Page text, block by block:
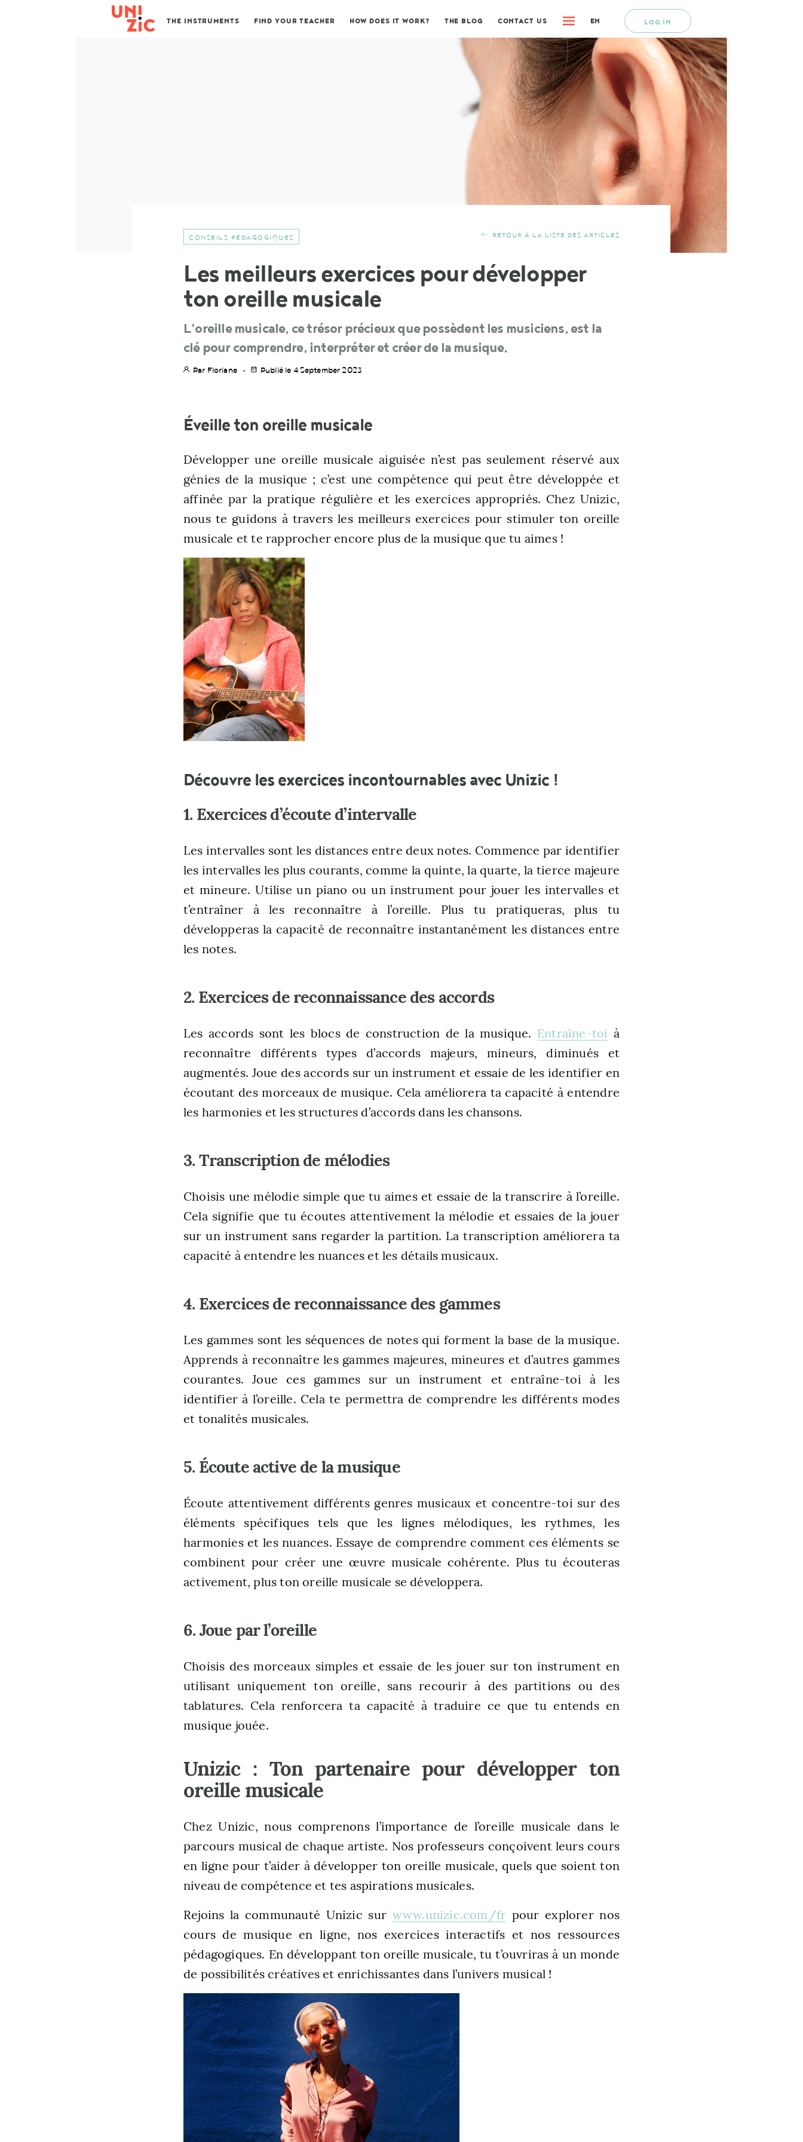
THE INSTRUMENTS FIND YOUR TEACHER HOW DOES IT WORK? THE BLOG CONTACT US EN LOG IN
CONSEILS PÉDAGOGIQUES RETOUR À LA LISTE DES ARTICLES
Les meilleurs exercices pour développer
ton oreille musicale
L'oreille musicale, ce trésor précieux que possèdent les musiciens, est la
clé pour comprendre, interpréter et créer de la musique.
Par Floriane Publié le 4 September 2023
Éveille ton oreille musicale
Développer une oreille musicale aiguisée n’est pas seulement réservé aux
génies de la musique ; c’est une compétence qui peut être développée et
affinée par la pratique régulière et les exercices appropriés. Chez Unizic,
nous te guidons à travers les meilleurs exercices pour stimuler ton oreille
musicale et te rapprocher encore plus de la musique que tu aimes !
Découvre les exercices incontournables avec Unizic !
1. Exercices d’écoute d’intervalle
Les intervalles sont les distances entre deux notes. Commence par identifier
les intervalles les plus courants, comme la quinte, la quarte, la tierce majeure
et mineure. Utilise un piano ou un instrument pour jouer les intervalles et
t’entraîner à les reconnaître à l’oreille. Plus tu pratiqueras, plus tu
développeras la capacité de reconnaître instantanément les distances entre
les notes.
2. Exercices de reconnaissance des accords
Les accords sont les blocs de construction de la musique. Entraîne-toi à
reconnaître différents types d’accords majeurs, mineurs, diminués et
augmentés. Joue des accords sur un instrument et essaie de les identifier en
écoutant des morceaux de musique. Cela améliorera ta capacité à entendre
les harmonies et les structures d’accords dans les chansons.
3. Transcription de mélodies
Choisis une mélodie simple que tu aimes et essaie de la transcrire à l’oreille.
Cela signifie que tu écoutes attentivement la mélodie et essaies de la jouer
sur un instrument sans regarder la partition. La transcription améliorera ta
capacité à entendre les nuances et les détails musicaux.
4. Exercices de reconnaissance des gammes
Les gammes sont les séquences de notes qui forment la base de la musique.
Apprends à reconnaître les gammes majeures, mineures et d’autres gammes
courantes. Joue ces gammes sur un instrument et entraîne-toi à les
identifier à l’oreille. Cela te permettra de comprendre les différents modes
et tonalités musicales.
5. Écoute active de la musique
Écoute attentivement différents genres musicaux et concentre-toi sur des
éléments spécifiques tels que les lignes mélodiques, les rythmes, les
harmonies et les nuances. Essaye de comprendre comment ces éléments se
combinent pour créer une œuvre musicale cohérente. Plus tu écouteras
activement, plus ton oreille musicale se développera.
6. Joue par l’oreille
Choisis des morceaux simples et essaie de les jouer sur ton instrument en
utilisant uniquement ton oreille, sans recourir à des partitions ou des
tablatures. Cela renforcera ta capacité à traduire ce que tu entends en
musique jouée.
Unizic : Ton partenaire pour développer ton
oreille musicale
Chez Unizic, nous comprenons l’importance de l’oreille musicale dans le
parcours musical de chaque artiste. Nos professeurs conçoivent leurs cours
en ligne pour t’aider à développer ton oreille musicale, quels que soient ton
niveau de compétence et tes aspirations musicales.
Rejoins la communauté Unizic sur www.unizic.com/fr pour explorer nos
cours de musique en ligne, nos exercices interactifs et nos ressources
pédagogiques. En développant ton oreille musicale, tu t’ouvriras à un monde
de possibilités créatives et enrichissantes dans l’univers musical !